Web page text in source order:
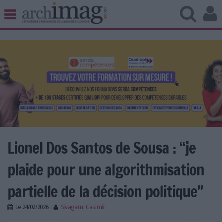
BIBLIOTHÈQUE ÉDITION
UNIVERS DATA
TRAVAIL COLLABORATIF
VIE NUMÉRIQUE
NUMÉRIQUE RESPONSABLE
LES DOSSIERS
LES NEWSLETTERS
LE MAGAZINE
Lionel Dos Santos de Sousa : “je
plaide pour une algorithmisation
partielle de la décision politique”
Le 24/02/2026 Sivagami Casimir